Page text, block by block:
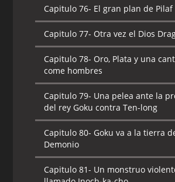
Capitulo 76- El gran plan de Pilaf
Capitulo 77- Otra vez el Dios
Capitulo 78- Oro, Plata y una
come hombres
Capitulo 79- Una pelea ante la
del rey Goku contra Ten-long
Capitulo 80- Goku va a la tierra
Demonio
Capitulo 81- Un monstruo